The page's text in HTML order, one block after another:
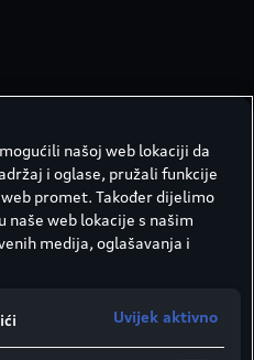
našoj web lokaciji da
i oglase, pružali funkcije
promet. Također dijelimo
web lokacije s našim
medija, oglašavanja i
Uvijek aktivno